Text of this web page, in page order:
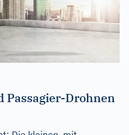
Passagier-Drohnen